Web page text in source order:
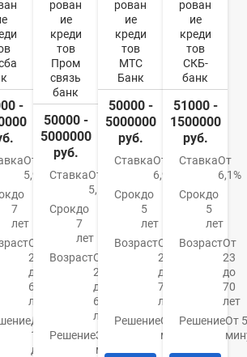
-
От
5,9%
до
7
лет
От
22
до
65
лет
До
1
дня
рован
ие
креди
тов
Пром
связь
банк
50000 -
5000000
руб.
СтавкаОт
5,5%
Срокдо
7
лет
ВозрастОт
23
до
65
лет
РешениеЗа 5
минут
рован
ие
креди
тов
МТС
Банк
50000 -
5000000
руб.
СтавкаОт
6,9%
Срокдо
5
лет
ВозрастОт
20
до
70
лет
РешениеОт 15
минут
рован
ие
креди
тов
СКБ-
банк
51000 -
1500000
руб.
СтавкаОт
6,1%
Срокдо
5
лет
ВозрастОт
23
до
70
лет
РешениеОт 5